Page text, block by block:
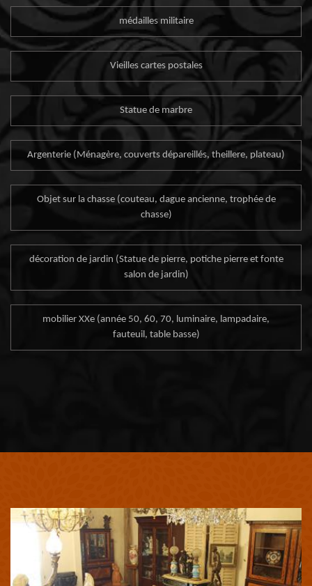
médailles militaire
Vieilles cartes postales
Statue de marbre
Argenterie (Ménagère, couverts dépareillés, theillere, plateau)
Objet sur la chasse (couteau, dague ancienne, trophée de
chasse)
décoration de jardin (Statue de pierre, potiche pierre et fonte
salon de jardin)
mobilier XXe (année 50, 60, 70, luminaire, lampadaire,
fauteuil, table basse)